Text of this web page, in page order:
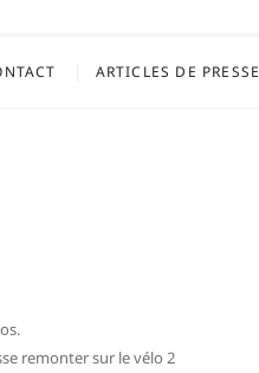
ARTICLES DE PRESSE
remonter sur le vélo 2